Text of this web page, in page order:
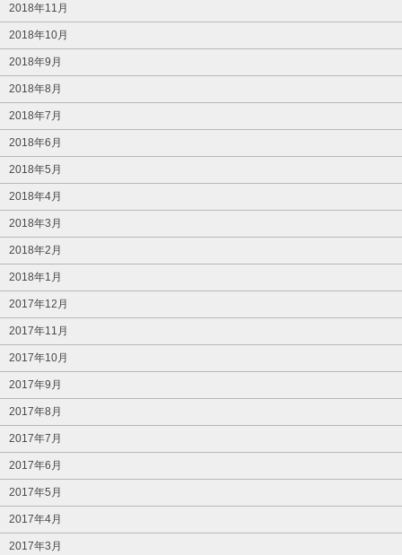
2018年11月
2018年10月
2018年9月
2018年8月
2018年7月
2018年6月
2018年5月
2018年4月
2018年3月
2018年2月
2018年1月
2017年12月
2017年11月
2017年10月
2017年9月
2017年8月
2017年7月
2017年6月
2017年5月
2017年4月
2017年3月